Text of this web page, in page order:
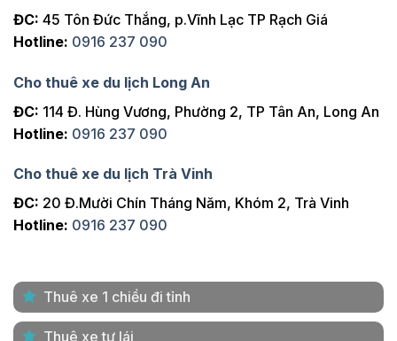
ĐC: 45 Tôn Đức Thắng, p.Vĩnh Lạc TP Rạch Giá
Hotline: 0916 237 090
Cho thuê xe du lịch Long An
ĐC: 114 Đ. Hùng Vương, Phường 2, TP Tân An, Long An
Hotline: 0916 237 090
Cho thuê xe du lịch Trà Vinh
ĐC: 20 Đ.Mười Chín Tháng Năm, Khóm 2, Trà Vinh
Hotline: 0916 237 090
Thuê xe 1 chiều đi tỉnh
Thuê xe tự lái